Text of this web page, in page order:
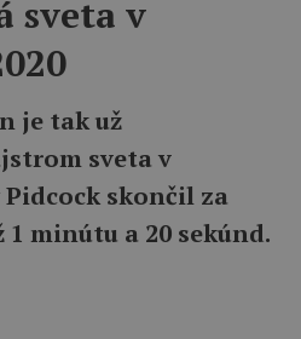
sveta v
je tak už
sveta v
skončil za
1 minútu a 20 sekúnd.